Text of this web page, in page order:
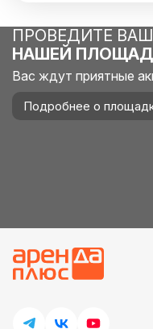
ПРОВЕДИТЕ
НАШЕЙ
Вас ждут приятные
Подробнее о